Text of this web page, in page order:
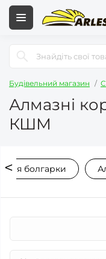
Будівельний магазин
Алмазні
КШМ
для болгарки